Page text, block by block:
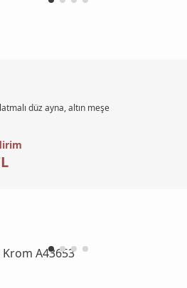
düz ayna, altın meşe